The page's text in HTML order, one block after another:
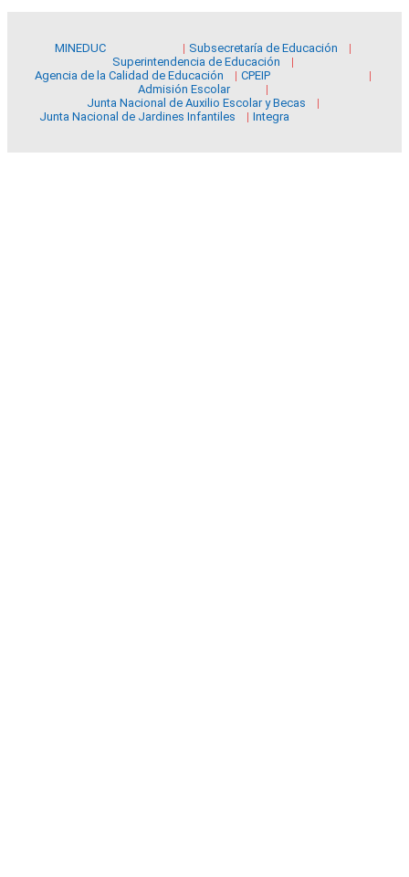
MINEDUC
Subsecretaría de Educación
Superintendencia de Educación
Agencia de la Calidad de Educación
CPEIP
Admisión Escolar
Junta Nacional de Auxilio Escolar y Becas
Junta Nacional de Jardines Infantiles
Integra